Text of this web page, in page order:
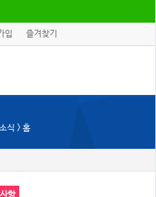
입 즐겨찾기
식 > 홈
항